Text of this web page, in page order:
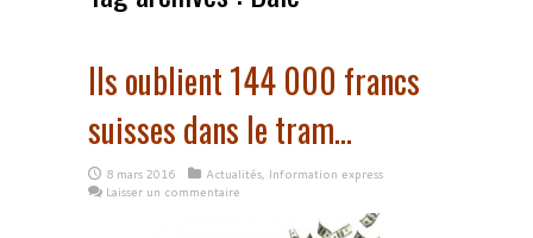
Ils oublient 144 000 francs
suisses dans le tram…
8 mars 2016 Actualités, Information express
Laisser un commentaire